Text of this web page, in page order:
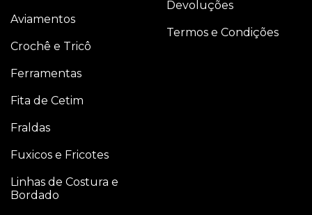
Aviamentos
Crochê e Tricô
Ferramentas
Fita de Cetim
Fraldas
Fuxicos e Fricotes
Linhas de Costura e
Bordado
Devoluções
Termos e Condições